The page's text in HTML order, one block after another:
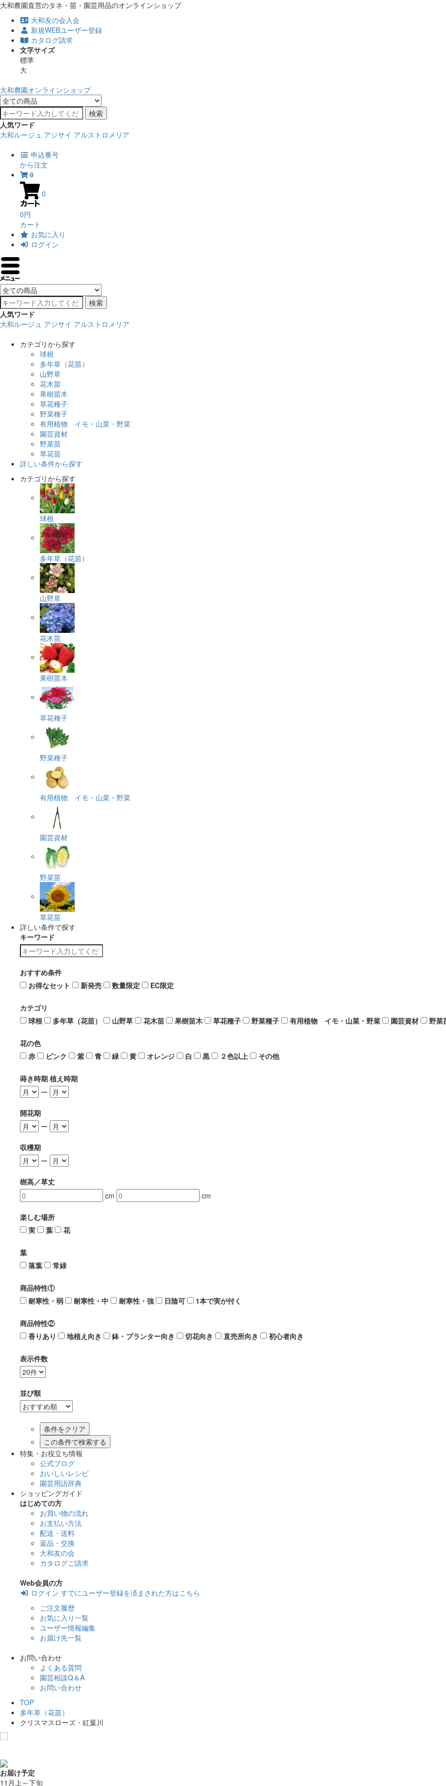
大和農園直営のタネ・苗・園芸用品のオンラインショップ
大和友の会入会
新規WEBユーザー登録
カタログ請求
文字サイズ
標準
大
大和農園オンラインショップ
検索
人気ワード
大和ルージュ アジサイ アルストロメリア
申込番号
から注文
0
0
0円
カート
お気に入り
ログイン
検索
人気ワード
大和ルージュ アジサイ アルストロメリア
カテゴリから探す
球根
多年草（花苗）
山野草
花木苗
果樹苗木
草花種子
野菜種子
有用植物 イモ・山菜・野菜
園芸資材
野菜苗
草花苗
詳しい条件から探す
カテゴリから探す
球根
多年草（花苗）
山野草
花木苗
果樹苗木
草花種子
野菜種子
有用植物 イモ・山菜・野菜
園芸資材
野菜苗
草花苗
詳しい条件で探す
キーワード
おすすめ条件
お得なセット
新発売 数量限定 EC限定
カテゴリ
球根
多年草（花苗） 山野草 花木苗 果樹苗木 草花種子 野菜種子 有用植物 イモ・山菜・野菜 園芸資材 野菜
花の色
赤
ピンク 紫 青 緑 黄 オレンジ 白 黒 ２色以上 その他
蒔き時期 植え時期
ー
開花期
ー
収穫期
ー
樹高／草丈
cm
cm
楽しむ場所
実
葉 花
葉
落葉
常緑
商品特性①
耐寒性・弱
耐寒性・中 耐寒性・強 日陰可 1本で実が付く
商品特性②
香りあり
地植え向き 鉢・プランター向き 切花向き 直売所向き 初心者向き
表示件数
並び順
この条件で検索する
特集・お役立ち情報
公式ブログ
おいしいレシピ
園芸用語辞典
ショッピングガイド
はじめての方
お買い物の流れ
お支払い方法
配送・送料
返品・交換
大和友の会
カタログご請求
Web会員の方
ログイン すでにユーザー登録を済まされた方はこちら
ご注文履歴
お気に入り一覧
ユーザー情報編集
お届け先一覧
お問い合わせ
よくある質問
園芸相談Q＆A
お問い合わせ
TOP
多年草（花苗）
クリスマスローズ・紅葉川
お届け予定
11月上～下旬